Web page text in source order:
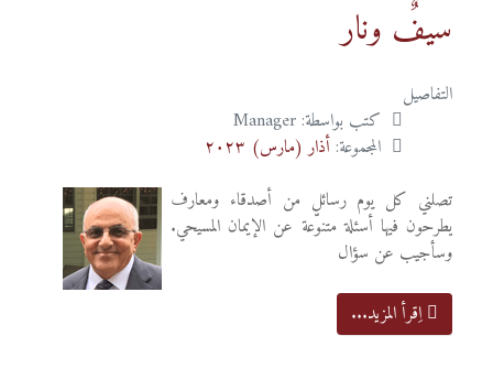
سيفٌ ونار
التفاصيل
كتب بواسطة: Manager
المجموعة: أذار (مارس) ٢٠٢٣
تصلني كل يوم رسائل من أصدقاء ومعارف
يطرحون فيها أسئلة متنوّعة عن الإيمان المسيحي.
وسأجيب عن سؤال
اِقرأ المزيد...